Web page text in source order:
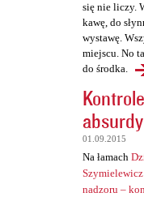
się nie liczy.
kawę, do
wystawę.
miejscu. No
do środka.
01.09.2015
Na łamach
nadzoru –